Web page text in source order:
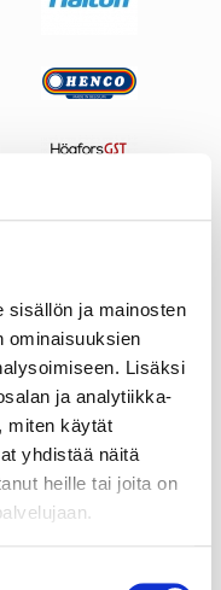
sisällön ja mainosten
ominaisuuksien
Lisäksi
ja analytiikka-
miten käytät
yhdistää näitä
heille tai joita on